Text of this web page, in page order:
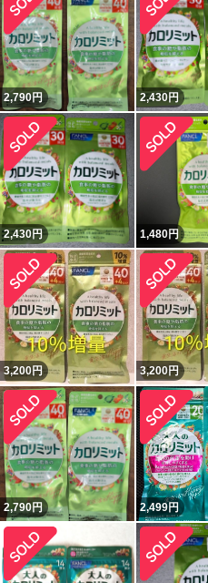
2,790円 2,430円
2,430円 1,480円
3,200円 3,200円
2,790円 2,499円